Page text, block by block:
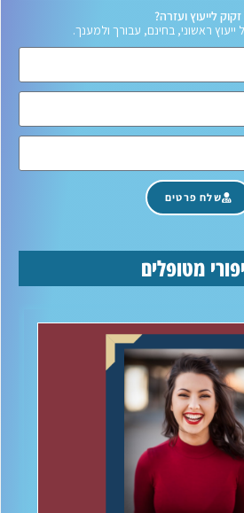
זקוק לייעוץ ועזרה?
ייעוץ ראשוני, בחינם, עבורך ולמענך.
שלח פרטים
מטופלים